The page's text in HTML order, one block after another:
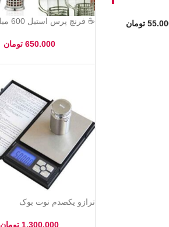
تومان ☕ فرنچ پرس استیل 600 میلی‌لیتری
650.000 تومان
ترازو یکصدم نوت بوک
1.300.000 تومان